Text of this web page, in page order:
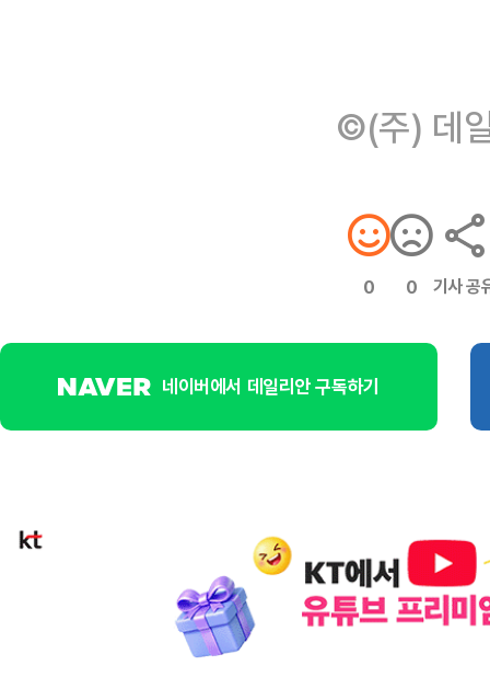
©(주) 데
0 0 기사 공
네이버에서 데일리안 구독하기